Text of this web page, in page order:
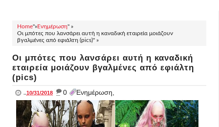
Home"»Ενημέρωση" »
Οι μπότες που λανσάρει αυτή η καναδική εταιρεία μοιάζουν
βγαλμένες από εφιάλτη (pics)" »
Οι μπότες που λανσάρει αυτή η καναδική
εταιρεία μοιάζουν βγαλμένες από εφιάλτη
(pics)
..10/31/2018 _ 0 Ενημέρωση,